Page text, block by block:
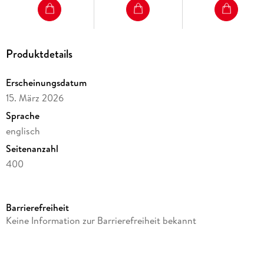
Scharlachrot
Produktdetails
Erscheinungsdatum
15. März 2026
Sprache
englisch
Seitenanzahl
400
Verlag/Hersteller
Barrierefreiheit
Keine Information zur Barrierefreiheit bekannt